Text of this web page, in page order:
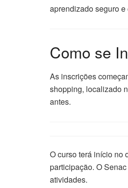
aprendizado seguro e
Como se
As inscrições
shopping, localizado
antes.
O curso terá início no
participação. O
atividades.